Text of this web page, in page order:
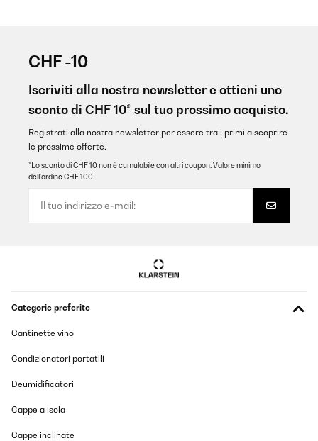
CHF -10
Iscriviti alla nostra newsletter e ottieni uno
sconto di CHF 10* sul tuo prossimo acquisto.
Registrati alla nostra newsletter per essere tra i primi a scoprire
le prossime offerte.
*Lo sconto di CHF 10 non è cumulabile con altri coupon. Valore minimo
dell’ordine CHF 100.
Categorie preferite
Cantinette vino
Condizionatori portatili
Deumidificatori
Cappe a isola
Cappe inclinate